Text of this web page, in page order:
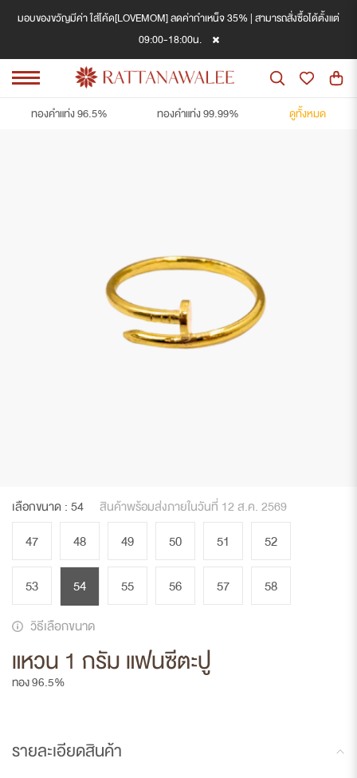
มอบของขวัญมีค่า ใส่โค้ด[LOVEMOM] ลดค่ากำเหน็จ 35% | สามารถสั่งซื้อได้ตั้งแต่
09:00-18:00น.
ทองคำแท่ง 96.5% ทองคำแท่ง 99.99% ดูทั้งหมด
แหวน 1 กรัม แฟนซีตะปู
ทอง 96.5%
เลือกขนาด : 54 สินค้าพร้อมส่งภายในวันที่ 12 ส.ค. 2569
47 48 49 50 51 52
53 54 55 56 57
58
วิธีเลือกขนาด
รายละเอียดสินค้า